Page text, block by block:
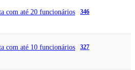
com até 20 funcionários
346
com até 10 funcionários
327